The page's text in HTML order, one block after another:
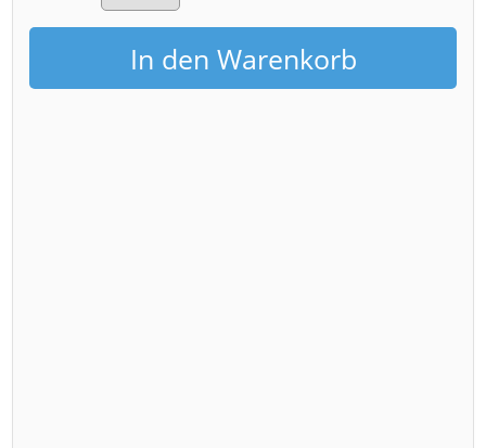
Wildsee
Menge
In den Warenkorb